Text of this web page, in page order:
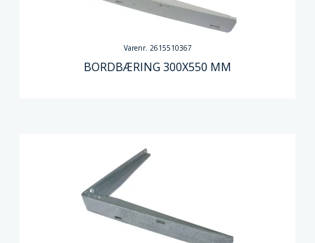
Varenr. 2615510367
BORDBÆRING 300X550 MM